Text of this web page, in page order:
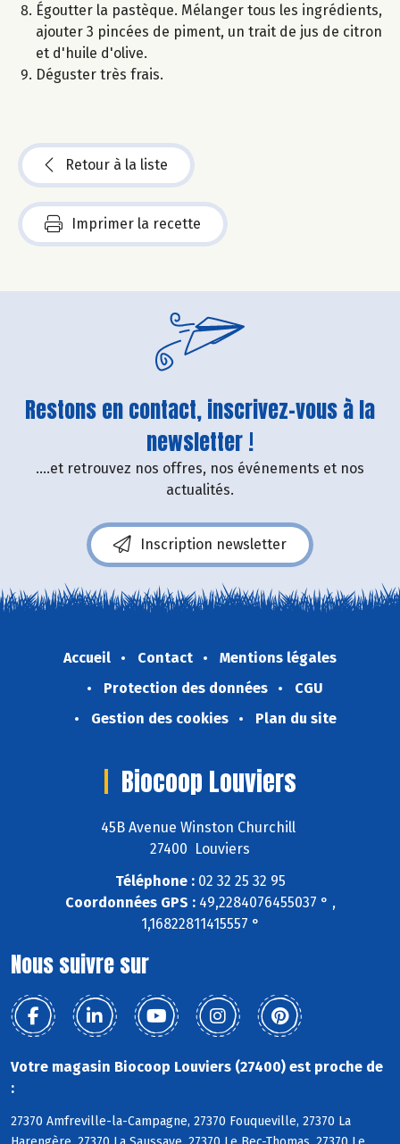
Égoutter la pastèque. Mélanger tous les ingrédients,
ajouter 3 pincées de piment, un trait de jus de citron
et d'huile d'olive.
Déguster très frais.
Retour à la liste
Imprimer la recette
Restons en contact, inscrivez-vous à la
newsletter !
....et retrouvez nos offres, nos événements et nos
actualités.
Inscription newsletter
Accueil Contact
Mentions légales
Protection des données
CGU
Gestion des cookies
Plan du site
Biocoop Louviers
45B Avenue Winston Churchill
27400 Louviers
Téléphone :02 32 25 32 95
Coordonnées GPS :49,2284076455037 ° ,
1,16822811415557 °
Nous suivre sur
Votre magasin Biocoop Louviers (27400) est proche de
:
27370 Amfreville-la-Campagne, 27370 Fouqueville, 27370 La